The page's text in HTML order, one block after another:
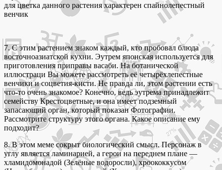
для цветка данного растения характерен спайнолепестный
венчик
7. С этим растением знаком каждый, кто пробовал блюда
восточноазиатской кухни. Эутрем японская используется для
приготовления приправы васаби. На ботанической
иллюстраци Вы можете рассмотреть её четырёхлепестные
венчики и соцветия-кисти. Не правда ли, этом растении есть
что-то очень знакомое? Конечно, ведь эутрема принадлежит
семейству Крестоцветные, и она имеет подземный
запасающий орган, который показан Фотографии.
Рассмотрите структуру этого органа. Какое описание ему
подходит?
8. B этом меме сокрыт биологический смысл. Персонаж в
углу является ламинарией, а герои на переднем плане —
хламидомонадой (Зелёные водоросли), хроококкусом